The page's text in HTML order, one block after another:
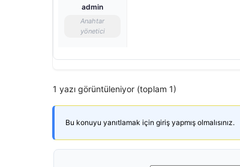
admin
Anahtar
yönetici
1 yazı görüntüleniyor (toplam 1)
Bu konuyu yanıtlamak için giriş yapmış olmalısınız.